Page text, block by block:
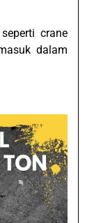
crane
dalam